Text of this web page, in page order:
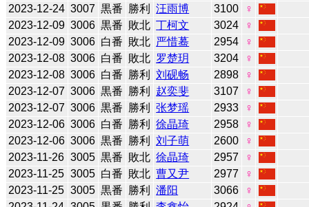
2023-12-24 3007 黒番 勝利 汪雨博 3100
♀
2023-12-09 3006 黒番 敗北 丁柯文 3024
♀
2023-12-09 3006 白番 敗北 严惜蓦 2954
♀
2023-12-08 3006 白番 敗北 罗楚玥 3204
♀
2023-12-08 3006 白番 勝利 刘砚畅 2898
♀
2023-12-07 3006 黒番 勝利 赵奕斐 3107
♀
2023-12-07 3006 黒番 勝利 张梦瑶 2933
♀
2023-12-06 3006 白番 勝利 徐晶琦 2958
♀
2023-12-06 3006 黒番 勝利 刘子萌 2600
♀
2023-11-26 3005 黒番 敗北 徐晶琦 2957
♀
2023-11-25 3005 白番 敗北 曹又尹 2977
♀
2023-11-25 3005 黒番 勝利 潘阳 3066
♀